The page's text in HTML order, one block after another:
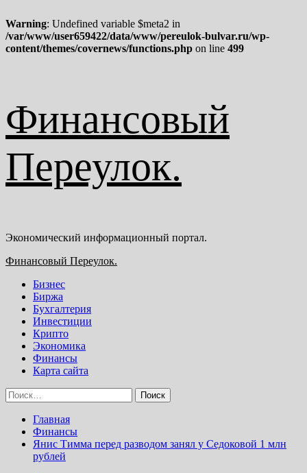
Warning: Undefined variable $meta2 in
/var/www/user659422/data/www/pereulok-bulvar.ru/wp-
content/themes/covernews/functions.php on line 499
к
содержимому
Финансовый
Переулок.
Экономический информационный портал.
Основное
Финансовый Переулок.
Бизнес
Биржа
Бухгалтерия
Инвестиции
Крипто
Экономика
Финансы
Карта сайта
Найти:
Главная
Финансы
Янис Тимма перед разводом занял у Седоковой 1 млн
рублей